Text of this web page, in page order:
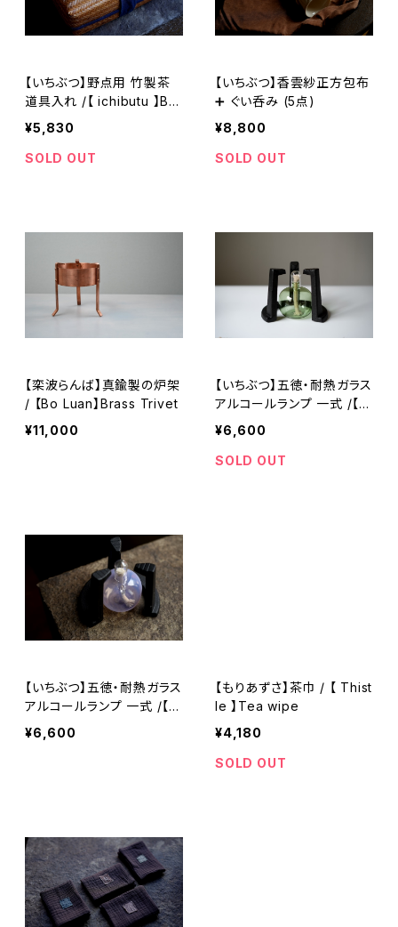
【いちぶつ】野点用 竹製茶
道具入れ /【 ichibutu 】Ba
mboo Tea Box for Outd
oor Tea Ceremony
¥5,830
SOLD OUT
【いちぶつ】香雲紗正方包布
➕ ぐい呑み (5点)
¥8,800
SOLD OUT
【栾波らんば】真鍮製の炉架
/ 【Bo Luan】Brass Trivet
¥11,000
【いちぶつ】五徳・耐熱ガラス
アルコールランプ 一式 /【 i
chibutu 】Trivet & Heat-r
esistant Glass Alcohol L
amp Set
¥6,600
SOLD OUT
【いちぶつ】五徳・耐熱ガラス
アルコールランプ 一式 /【 i
chibutu 】Trivet & Heat-r
esistant Glass Alcohol L
¥6,600
【もりあずさ】茶巾 / 【 Thist
le 】Tea wipe
¥4,180
SOLD OUT